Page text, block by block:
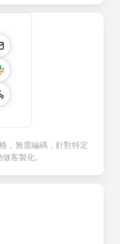
，無需編碼，針對特定
客製化。